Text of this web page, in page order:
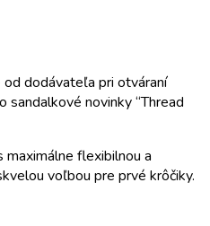
dodávateľa pri otváraní
novinky “Thread
maximálne flexibilnou a
voľbou pre prvé krôčiky.